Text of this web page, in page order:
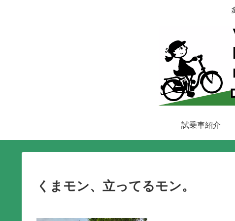
試乗車紹介
くまモン、立ってるモン。